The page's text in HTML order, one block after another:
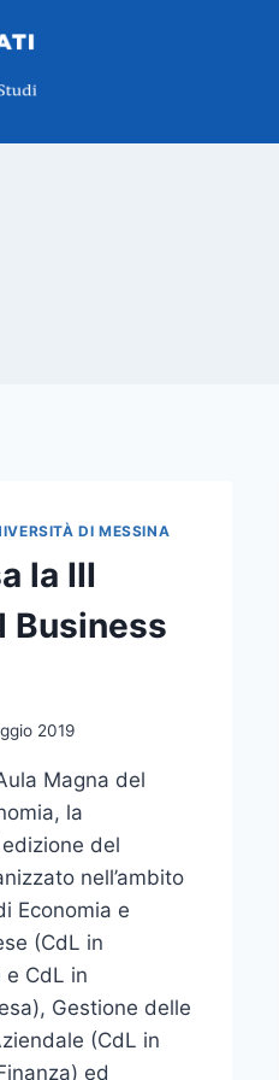
DI MESSINA
la III
Business
2019
Magna del
la
del
nell’ambito
Economia e
(CdL in
e CdL in
Gestione delle
(CdL in
ed